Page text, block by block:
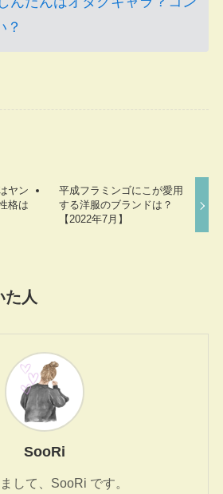
？
ヤン
格は
平成フラミンゴにこが愛用
する洋服のブランドは？
【2022年7月】
た人
SooRi
して、SooRi です。